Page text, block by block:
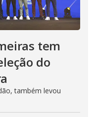
tem
do
também levou